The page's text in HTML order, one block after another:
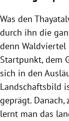
Was den
durch ihn die
denn
Startpunkt, dem
sich in den
Landschaftsbild
geprägt. Danach,
lernt man das